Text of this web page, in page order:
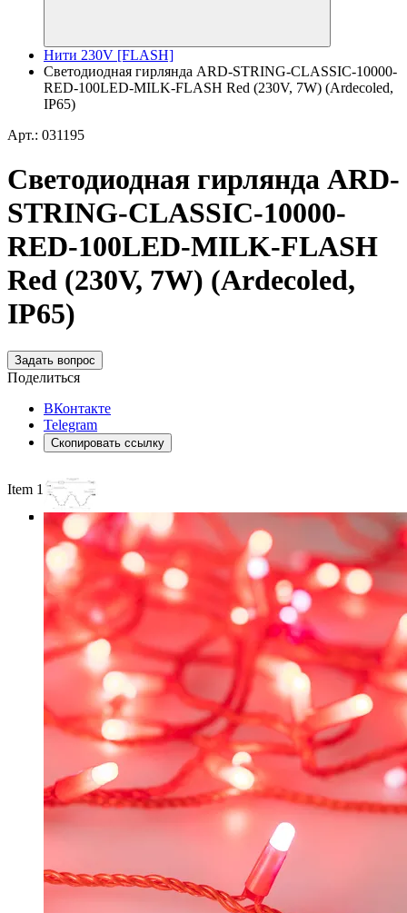
Нити 230V [FLASH]
Светодиодная гирлянда ARD-STRING-CLASSIC-10000-
RED-100LED-MILK-FLASH Red (230V, 7W) (Ardecoled,
IP65)
Арт.: 031195
Светодиодная гирлянда ARD-
STRING-CLASSIC-10000-
RED-100LED-MILK-FLASH
Red (230V, 7W) (Ardecoled,
IP65)
Задать вопрос
Поделиться
ВКонтакте
Telegram
Скопировать ссылку
Item 1 of 4